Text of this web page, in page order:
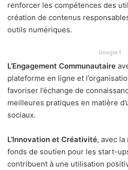
renforcer les compétences des
création de contenus
outils numériques.
Google 1
L’Engagement Communautaire
plateforme en ligne et
favoriser l’échange de
meilleures pratiques en matière
sociaux.
L’Innovation et Créativité, avec la
fonds de soutien pour les start-
contribuent à une utilisation